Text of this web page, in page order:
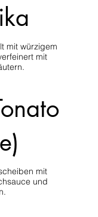
mit würzigem
mit
mit
und